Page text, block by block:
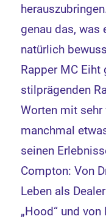
genau das,
natürlich
Rapper MC
stilprägenden
Worten mit sehr
manchmal
seinen
Compton: Von
Leben als
„Hood“ und